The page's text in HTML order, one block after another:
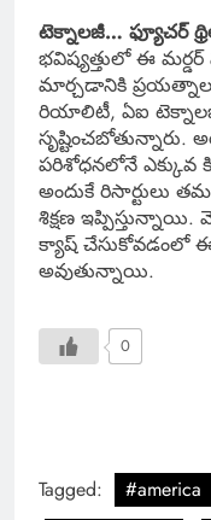
టెక్నాలజీ… ఫ్యూచర్
భవిష్యత్తులో ఈ
మార్చడానికి
రియాలిటీ, ఏఐ
సృష్టించబోతున్నారు.
పరిశోధనలోనే ఎక్కువ
అందుకే రిసార్టులు
శిక్షణ
క్యాష్ చేసుకోవడంలో ఈ
అవుతున్నాయి.
0
Tagged: #america